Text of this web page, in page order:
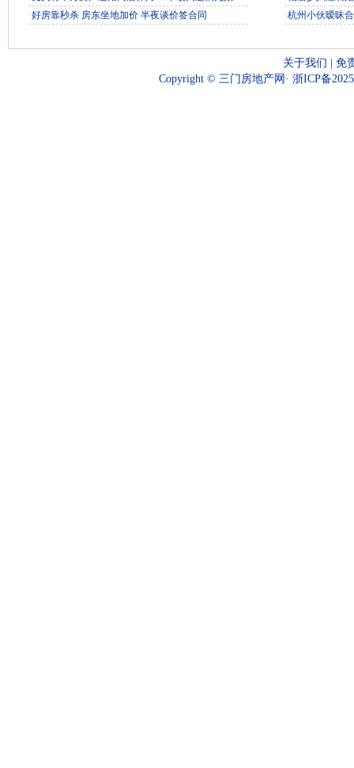
·好房靠秒杀 房东坐地加价 半夜谈价签合同
·杭州小伙暧昧
关于我们
免
Copyright © 三门房地产网· 浙ICP备